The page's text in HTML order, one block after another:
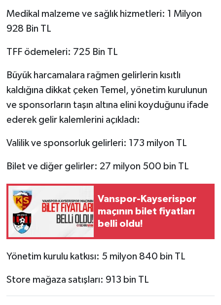
Medikal malzeme ve sağlık hizmetleri: 1 Milyon
928 Bin TL
TFF ödemeleri: 725 Bin TL
Büyük harcamalara rağmen gelirlerin kısıtlı
kaldığına dikkat çeken Temel, yönetim kurulunun
ve sponsorların taşın altına elini koyduğunu ifade
ederek gelir kalemlerini açıkladı:
Valilik ve sponsorluk gelirleri: 173 milyon TL
Bilet ve diğer gelirler: 27 milyon 500 bin TL
Vanspor-Kayserispor
maçının bilet fiyatları
belli oldu!
Yönetim kurulu katkısı: 5 milyon 840 bin TL
Store mağaza satışları: 913 bin TL